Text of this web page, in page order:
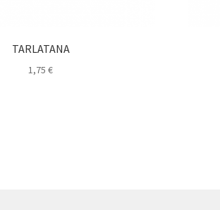
TARLATANA
1,75€